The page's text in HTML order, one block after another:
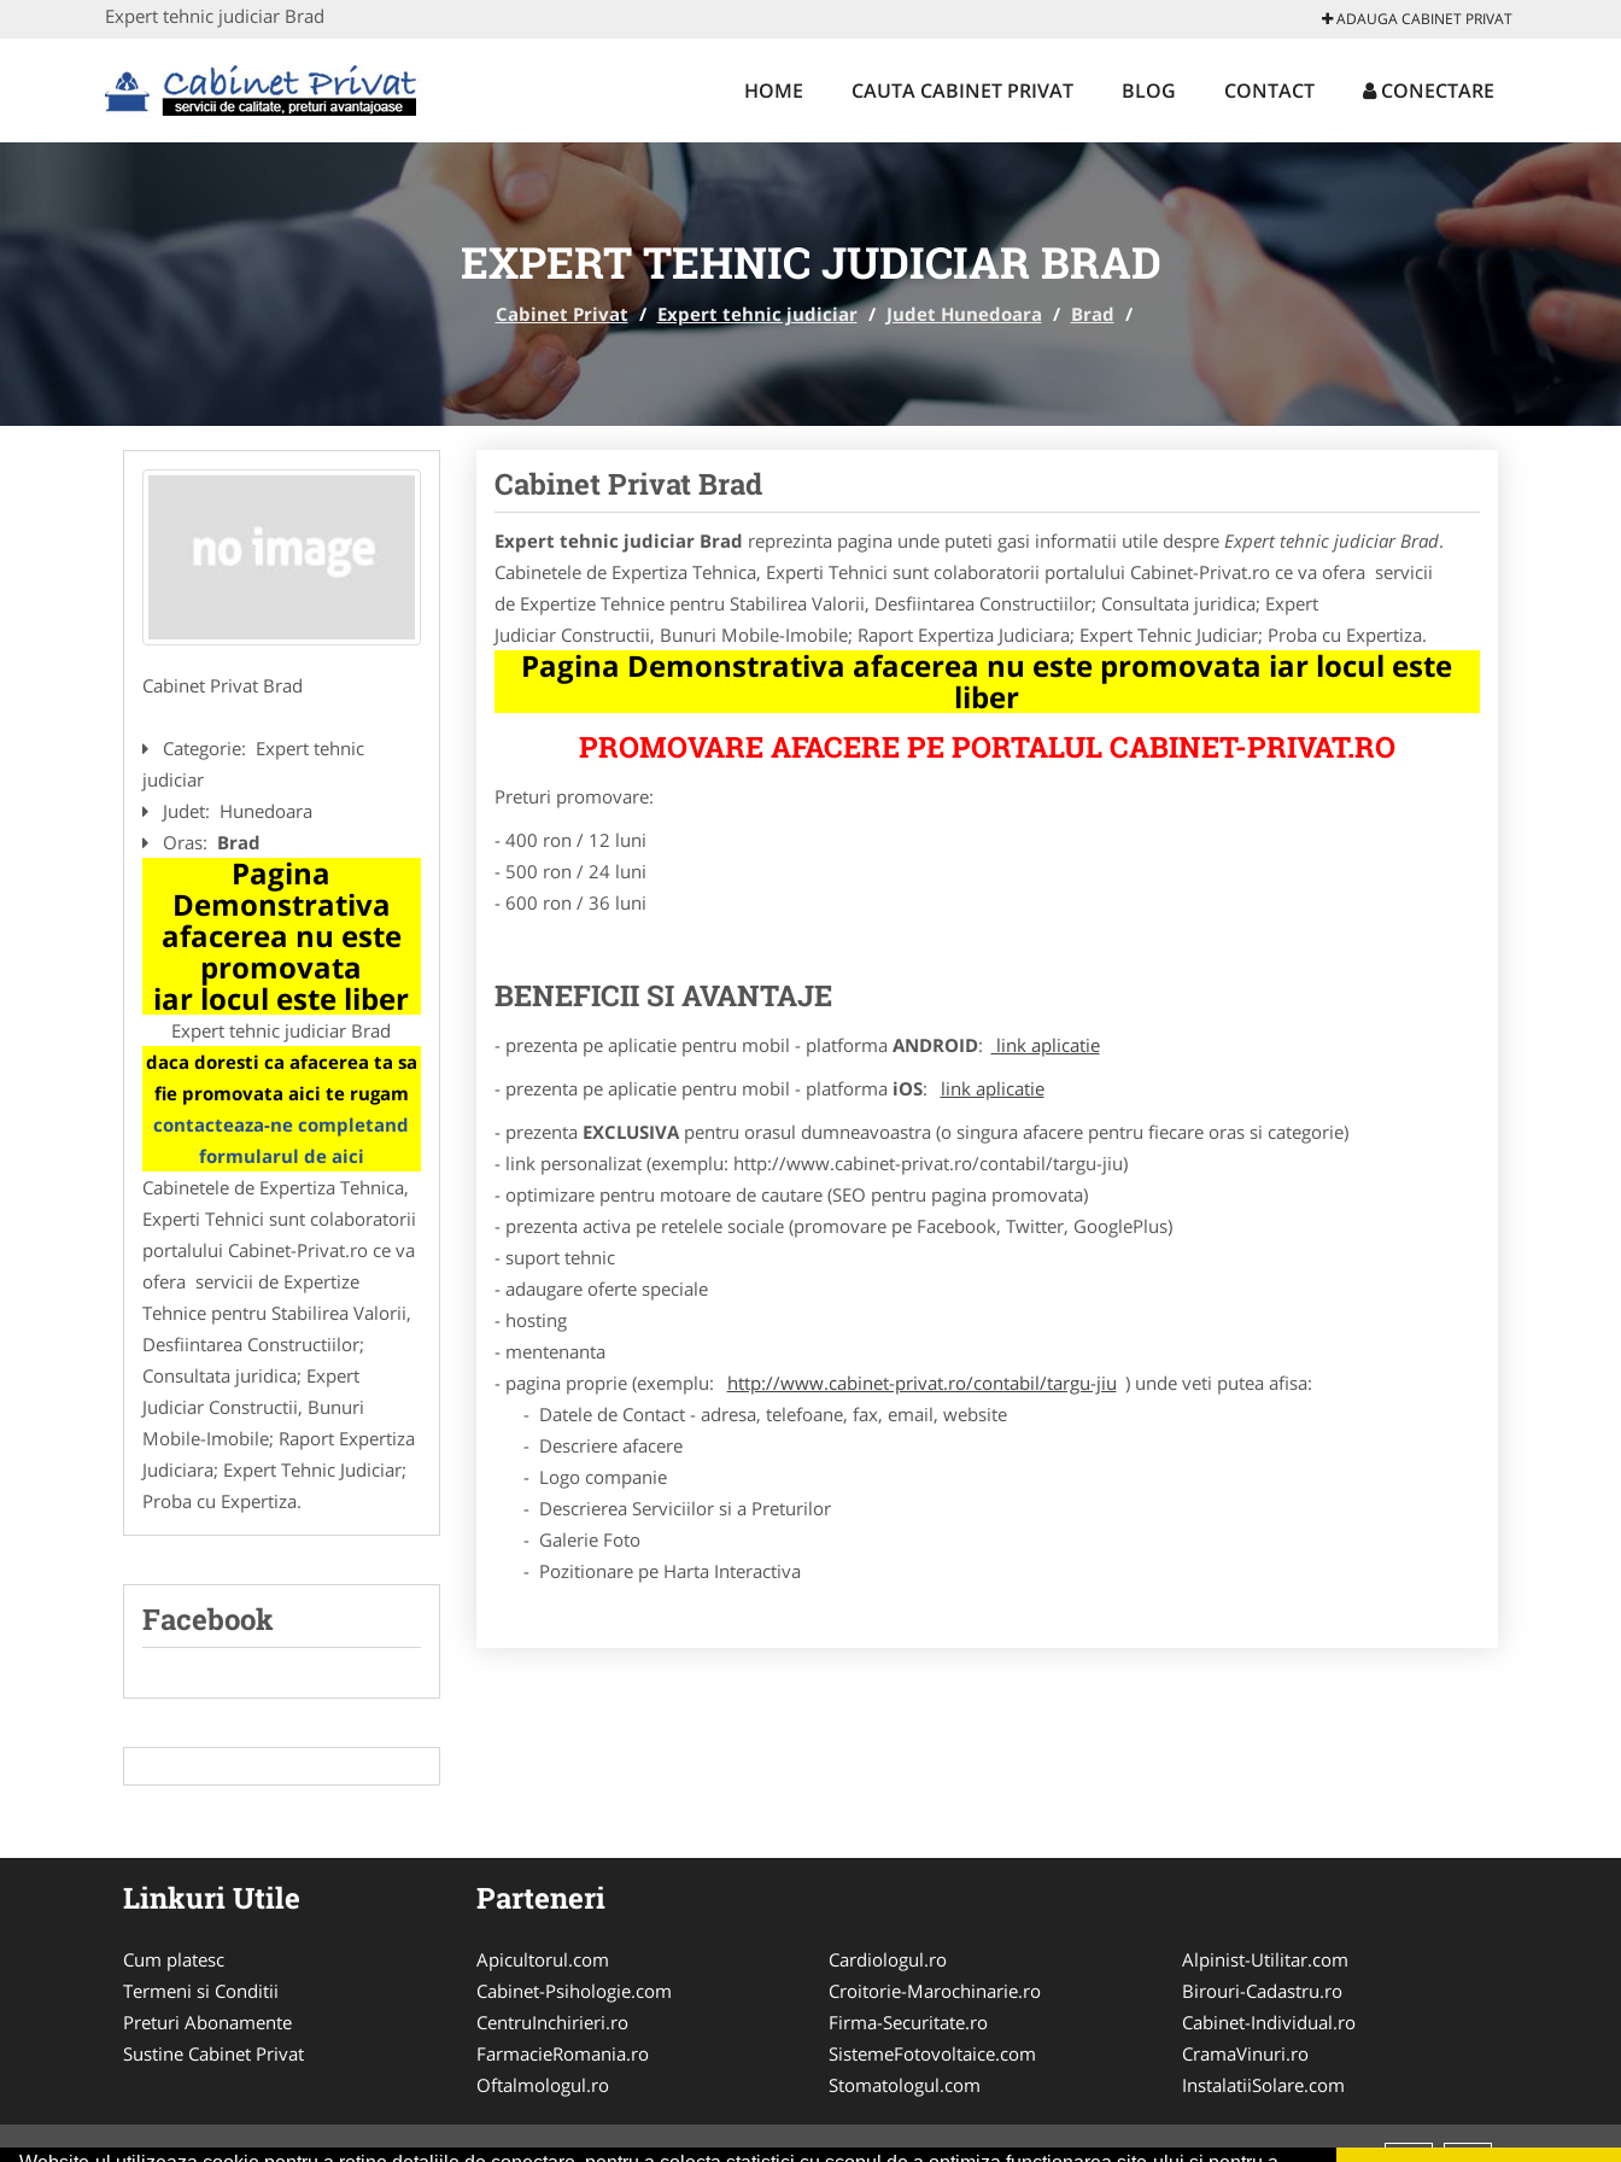
Expert tehnic judiciar Brad ADAUGA CABINET PRIVAT
HOME CAUTA CABINET PRIVAT BLOG CONTACT CONECTARE
EXPERT TEHNIC JUDICIAR BRAD
Cabinet Privat / Expert tehnic judiciar / Judet Hunedoara / Brad /
Cabinet Privat Brad
Categorie: Expert tehnic
judiciar
Judet: Hunedoara
Oras: Brad
Pagina
Demonstrativa
afacerea nu este
promovata
iar locul este liber
Expert tehnic judiciar Brad
daca doresti ca afacerea ta sa
fie promovata aici te rugam
contacteaza-ne completand
formularul de aici
Cabinetele de Expertiza Tehnica,
Experti Tehnici sunt colaboratorii
portalului Cabinet-Privat.ro ce va
ofera servicii de Expertize
Tehnice pentru Stabilirea Valorii,
Desfiintarea Constructiilor;
Consultata juridica; Expert
Judiciar Constructii, Bunuri
Mobile-Imobile; Raport Expertiza
Judiciara; Expert Tehnic Judiciar;
Proba cu Expertiza.
Facebook
Cabinet Privat Brad
Expert tehnic judiciar Brad reprezinta pagina unde puteti gasi informatii utile despre Expert tehnic judiciar Brad.
Cabinetele de Expertiza Tehnica, Experti Tehnici sunt colaboratorii portalului Cabinet-Privat.ro ce va ofera servicii
de Expertize Tehnice pentru Stabilirea Valorii, Desfiintarea Constructiilor; Consultata juridica; Expert
Judiciar Constructii, Bunuri Mobile-Imobile; Raport Expertiza Judiciara; Expert Tehnic Judiciar; Proba cu Expertiza.
Pagina Demonstrativa afacerea nu este promovata iar locul este
liber
PROMOVARE AFACERE PE PORTALUL CABINET-PRIVAT.RO
Preturi promovare:
- 400 ron / 12 luni
- 500 ron / 24 luni
- 600 ron / 36 luni
BENEFICII SI AVANTAJE
- prezenta pe aplicatie pentru mobil - platforma ANDROID:
link aplicatie
- prezenta pe aplicatie pentru mobil - platforma iOS:
link aplicatie
- prezenta EXCLUSIVApentru orasul dumneavoastra (o singura afacere pentru fiecare oras si categorie)
- link personalizat (exemplu: http://www.cabinet-privat.ro/contabil/targu-jiu)
- optimizare pentru motoare de cautare (SEO pentru pagina promovata)
- prezenta activa pe retelele sociale (promovare pe Facebook, Twitter, GooglePlus)
- suport tehnic
- adaugare oferte speciale
- hosting
- mentenanta
- pagina proprie (exemplu:
http://www.cabinet-privat.ro/contabil/targu-jiu ) unde veti putea afisa:
- Datele de Contact - adresa, telefoane, fax, email, website
- Descriere afacere
- Logo companie
- Descrierea Serviciilor si a Preturilor
- Galerie Foto
- Pozitionare pe Harta Interactiva
Linkuri Utile
Cum platesc
Termeni si Conditii
Preturi Abonamente
Sustine Cabinet Privat
Parteneri
Apicultorul.com
Cabinet-Psihologie.com
CentruInchirieri.ro
FarmacieRomania.ro
Oftalmologul.ro
Cardiologul.ro
Croitorie-Marochinarie.ro
Firma-Securitate.ro
SistemeFotovoltaice.com
Stomatologul.com
Alpinist-Utilitar.com
Birouri-Cadastru.ro
Cabinet-Individual.ro
CramaVinuri.ro
InstalatiiSolare.com